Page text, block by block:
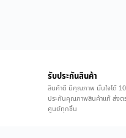
รับประกันสินค้า
สินค้าดี มีคุณภาพ มั่นใจได้
ประกันคุณภาพสินค้าแท้ ส่งต
ศูนย์ทุกชิ้น